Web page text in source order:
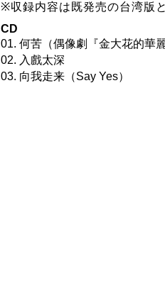
※収録内容は既発売の台湾版
CD
01. 何苦（偶像劇『金大花的華
02. 入戲太深
03. 向我走来（Say Yes）